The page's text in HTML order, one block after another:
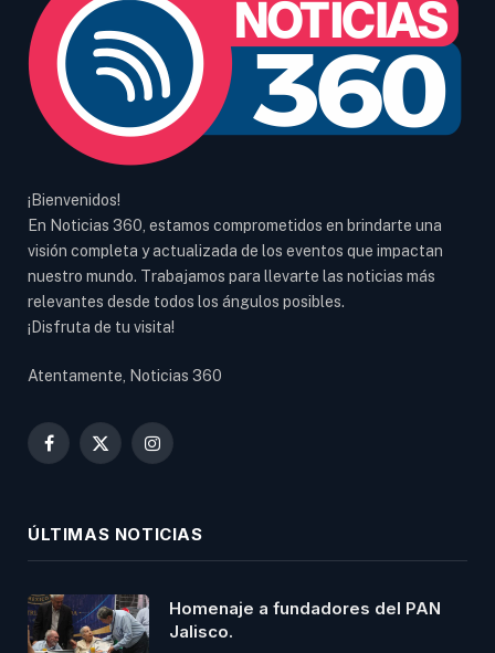
¡Bienvenidos!
En Noticias 360, estamos comprometidos en brindarte una
visión completa y actualizada de los eventos que impactan
nuestro mundo. Trabajamos para llevarte las noticias más
relevantes desde todos los ángulos posibles.
¡Disfruta de tu visita!
Atentamente, Noticias 360
Facebook
X
Instagram
ÚLTIMAS NOTICIAS
Homenaje a fundadores del PAN
Jalisco.